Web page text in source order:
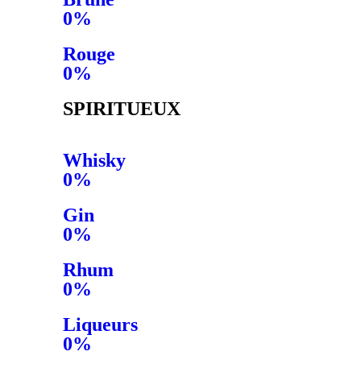
0%
Rouge
0%
SPIRITUEUX
Whisky
0%
Gin
0%
Rhum
0%
Liqueurs
0%